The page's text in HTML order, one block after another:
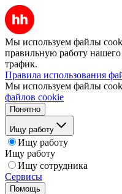
Мы используем файлы
правильную работу нашего
трафик.
Правила использования
Мы используем файлы
файлов cookie
Понятно
Ищу работу
Ищу работу
Ищу работу
Ищу сотрудника
Сервисы
Помощь